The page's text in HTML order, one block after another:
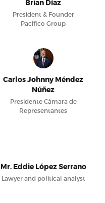
Brian Díaz
President & Founder
Pacifico Group
Carlos Johnny Méndez
Núñez
Presidente Cámara de
Representantes
Mr. Eddie López Serrano
Lawyer and political analyst